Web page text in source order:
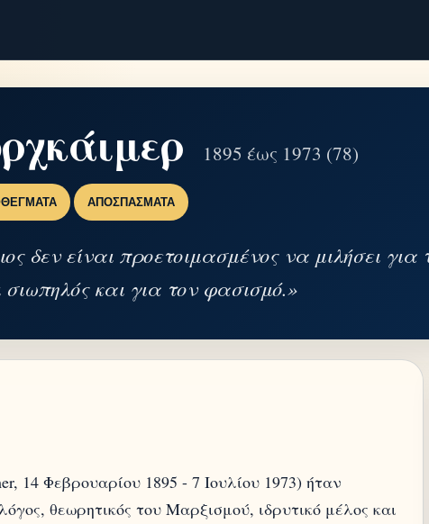
1895 έως 1973 (78)
ΑΠΟΣΠΆΣΜΑΤΑ
δεν είναι προετοιμασμένος να μιλήσει
σιωπηλός και για τον φασισμό.»
14 Φεβρουαρίου 1895 - 7 Ιουλίου 1973) ήταν
θεωρητικός του Μαρξισμού, ιδρυτικό μέλος και